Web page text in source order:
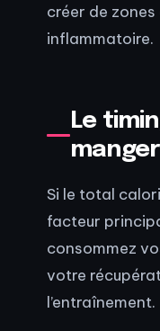
créer de
inflammatoire.
Le
Si le total
facteur
consommez
votre
l’entraînement.